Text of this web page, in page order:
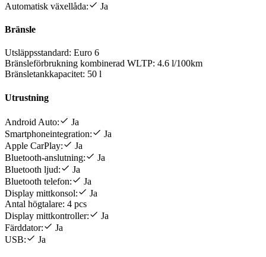
Automatisk växellåda:
Ja
Bränsle
Utsläppsstandard: Euro 6
Bränsleförbrukning kombinerad WLTP: 4.6 l/100km
Bränsletankkapacitet: 50 l
Utrustning
Android Auto:
Ja
Smartphoneintegration:
Ja
Apple CarPlay:
Ja
Bluetooth-anslutning:
Ja
Bluetooth ljud:
Ja
Bluetooth telefon:
Ja
Display mittkonsol:
Ja
Antal högtalare: 4 pcs
Display mittkontroller:
Ja
Färddator:
Ja
USB:
Ja